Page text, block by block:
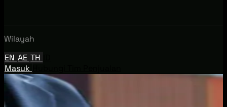
Wilayah
EN AE TH
Masuk